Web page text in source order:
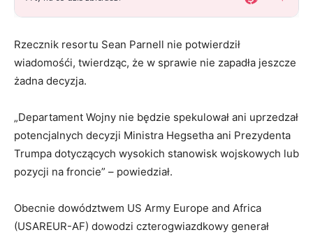
Rzecznik resortu Sean Parnell nie potwierdził
wiadomośći, twierdząc, że w sprawie nie zapadła jeszcze
żadna decyzja.
„Departament Wojny nie będzie spekulował ani uprzedzał
potencjalnych decyzji Ministra Hegsetha ani Prezydenta
Trumpa dotyczących wysokich stanowisk wojskowych lub
pozycji na froncie” – powiedział.
Obecnie dowództwem US Army Europe and Africa
(USAREUR-AF) dowodzi czterogwiazdkowy generał